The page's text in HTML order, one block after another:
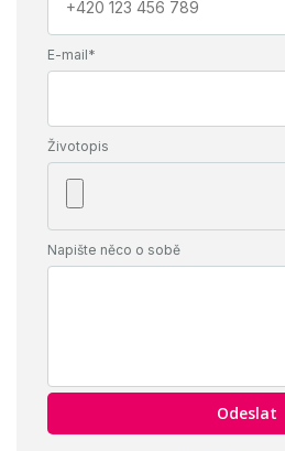
E-mail*
Životopis
Napište něco o sobě